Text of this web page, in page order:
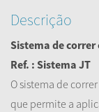
Descrição
Sistema de
Ref. : Sistema JT
O sistema de
que permite a